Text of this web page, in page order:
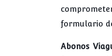
formulario
Abonos